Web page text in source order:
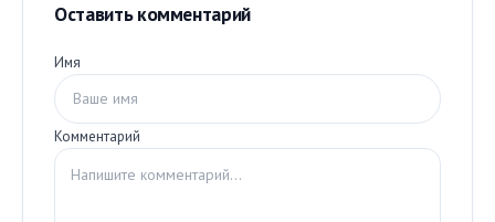
Оставить комментарий
Имя
Комментарий